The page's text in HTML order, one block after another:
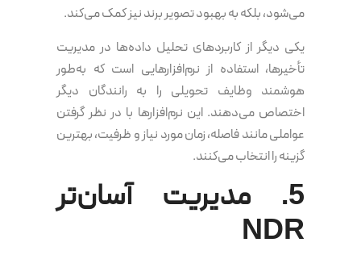
می‌شود، بلکه به بهبود تصویر برند نیز کمک می‌کند.
یکی دیگر از کاربردهای تحلیل داده‌ها در مدیریت
تأخیرها، استفاده از نرم‌افزارهایی است که به‌طور
هوشمند وظایف تحویلی را به رانندگان دیگر
اختصاص می‌دهند. این نرم‌افزارها با در نظر گرفتن
عواملی مانند فاصله، زمان مورد نیاز و ظرفیت، بهترین
گزینه را انتخاب می‌کنند.
5. مدیریت آسان‌تر
NDR